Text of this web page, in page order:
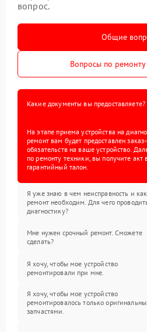
вопрос.
Общие
Вопросы по
Какие документы вы предоставляете?
На этапе приема устройства на
ремонт вам будет предоставлен
обязательств на ваше устройство.
по ремонту техники, вы получите акт
гарантийный талон.
Я уже знаю в чем неисправность и
ремонт необходим. Для чего
диагностику?
Мне нужен срочный ремонт. Сможете
сделать?
Я хочу, чтобы мое устройство
ремонтировали при мне.
Я хочу, чтобы мое устройство
ремонтировалось только
запчастями.